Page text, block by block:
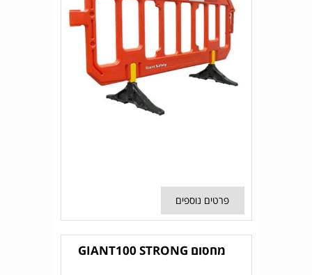
פרטים נוספים
מחסום GIANT100 STRONG